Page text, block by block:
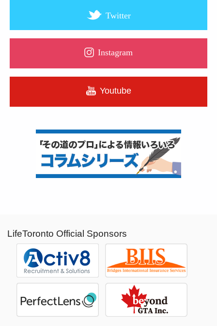
Twitter
Instagram
Youtube
LifeToronto Official Sponsors